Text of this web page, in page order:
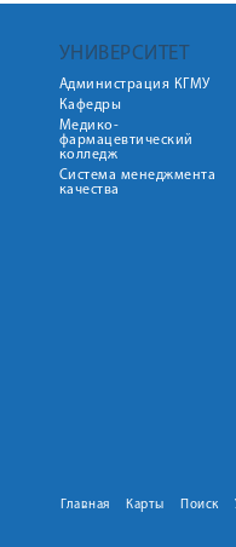
УНИВЕРСИТЕТ
Администрация КГМУ
Кафедры
Медико-
фармацевтический
колледж
Система менеджмента
качества
Главная Карты Поиск